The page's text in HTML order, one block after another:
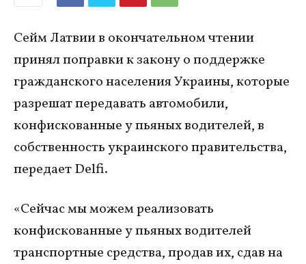
Сейм Латвии в окончательном чтении
принял поправки к закону о поддержке
гражданского населения Украины, которые
разрешат передавать автомобили,
конфискованные у пьяных водителей, в
собственность украинского правительства,
передает Delfi.
«Сейчас мы можем реализовать
конфискованные у пьяных водителей
транспортные средства, продав их, сдав на